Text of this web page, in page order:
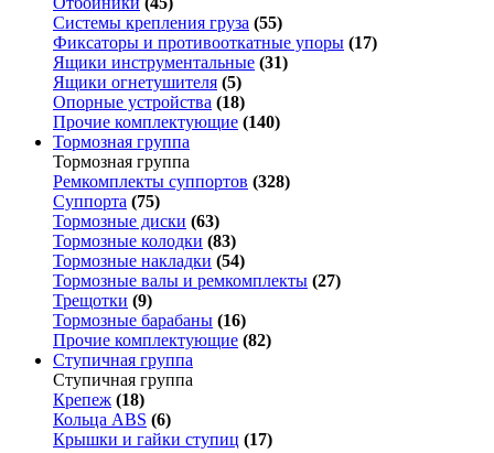
Системы крепления груза (55)
Фиксаторы и противооткатные упоры (17)
Ящики инструментальные (31)
Ящики огнетушителя (5)
Опорные устройства (18)
Прочие комплектующие (140)
Тормозная группа
Тормозная группа
Ремкомплекты суппортов (328)
Суппорта (75)
Тормозные диски (63)
Тормозные колодки (83)
Тормозные накладки (54)
Тормозные валы и ремкомплекты (27)
Трещотки (9)
Тормозные барабаны (16)
Прочие комплектующие (82)
Ступичная группа
Ступичная группа
Крепеж (18)
Кольца ABS (6)
Крышки и гайки ступиц (17)